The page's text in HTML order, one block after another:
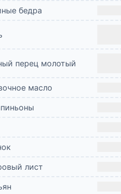
бедра
перец молотый
масло
лист